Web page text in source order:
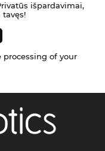
išpardavimai,
of your